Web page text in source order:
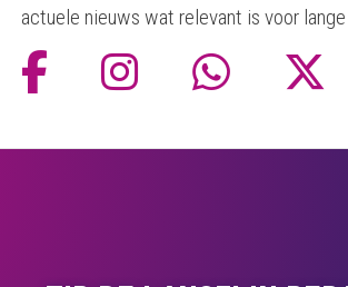
actuele nieuws wat relevant is voor